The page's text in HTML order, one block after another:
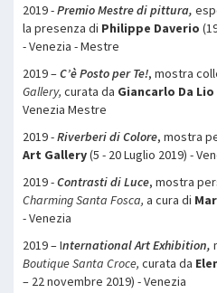
2019 -Premio Mestre di pittura,
la presenza di Philippe Daverio
- Venezia - Mestre
2019 –C’è Posto per Te!, mostra
Gallery, curata da Giancarlo Da Lio
Venezia Mestre
2019 -Riverberi di Colore, mostra
Art Gallery(5 - 20 Luglio 2019) -
2019 -Contrasti di Luce, mostra
Charming Santa Fosca, a cura di
- Venezia
2019 – International Art Exhibition,
Boutique Santa Croce, curata da
– 22 novembre 2019) - Venezia